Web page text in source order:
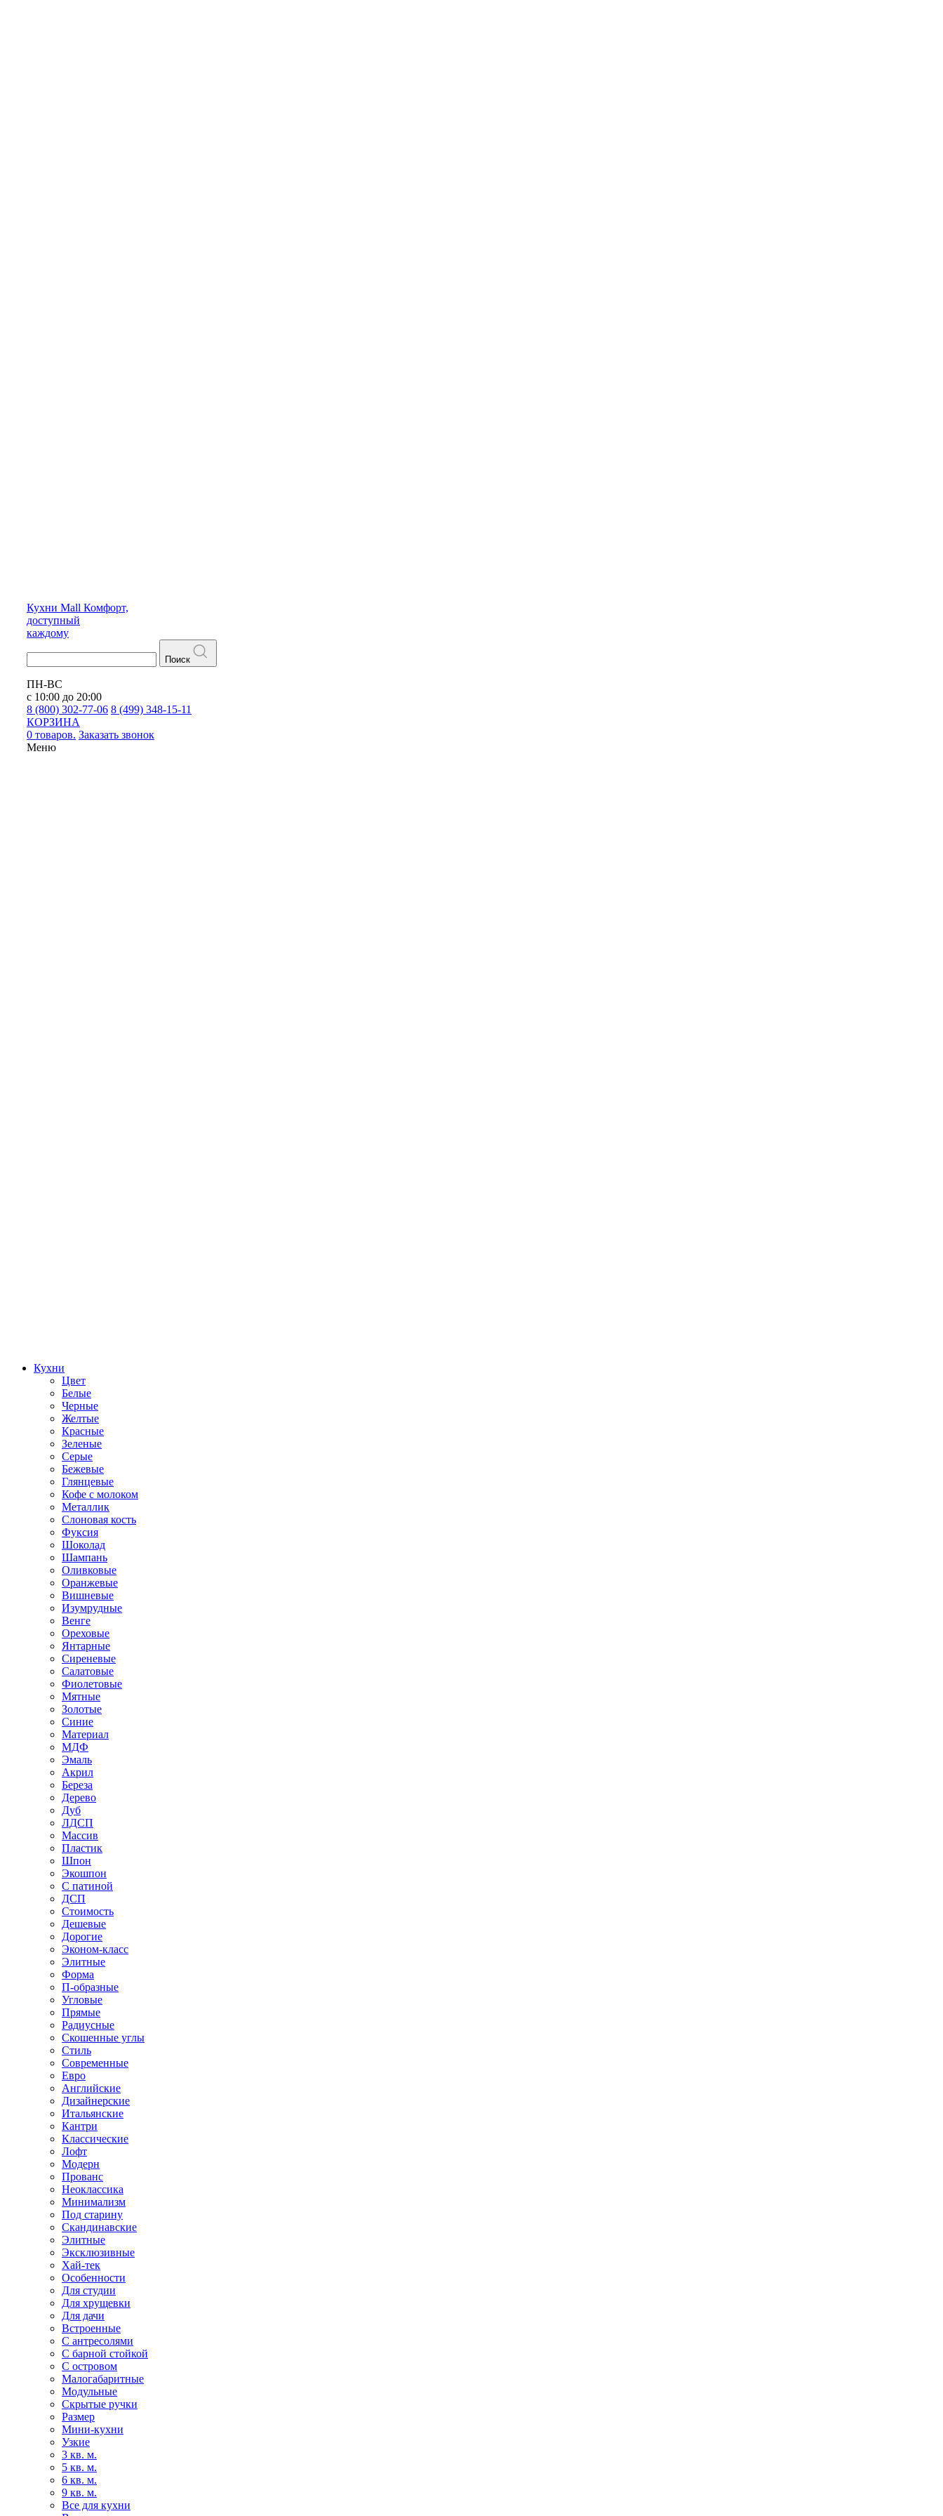
Кухни Mall Комфорт,
доступный
каждому
Поиск
ПН-ВС
с 10:00 до 20:00
8 (800) 302-77-06 8 (499) 348-15-11
КОРЗИНА
0 товаров. Заказать звонок
Меню
Кухни
Цвет
Белые
Черные
Желтые
Красные
Зеленые
Серые
Бежевые
Глянцевые
Кофе с молоком
Металлик
Слоновая кость
Фуксия
Шоколад
Шампань
Оливковые
Оранжевые
Вишневые
Изумрудные
Венге
Ореховые
Янтарные
Сиреневые
Салатовые
Фиолетовые
Мятные
Золотые
Синие
Материал
МДФ
Эмаль
Акрил
Береза
Дерево
Дуб
ЛДСП
Массив
Пластик
Шпон
Экошпон
С патиной
ДСП
Стоимость
Дешевые
Дорогие
Эконом-класс
Элитные
Форма
П-образные
Угловые
Прямые
Радиусные
Скошенные углы
Стиль
Современные
Евро
Английские
Дизайнерские
Итальянские
Кантри
Классические
Лофт
Модерн
Прованс
Неоклассика
Минимализм
Под старину
Скандинавские
Элитные
Эксклюзивные
Хай-тек
Особенности
Для студии
Для хрущевки
Для дачи
Встроенные
С антресолями
С барной стойкой
С островом
Малогабаритные
Модульные
Скрытые ручки
Размер
Мини-кухни
Узкие
3 кв. м.
5 кв. м.
6 кв. м.
9 кв. м.
Все для кухни